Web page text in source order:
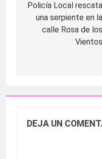
entradas
Policía Local rescata
una serpiente en la
calle Rosa de los
Vientos
DEJA UN